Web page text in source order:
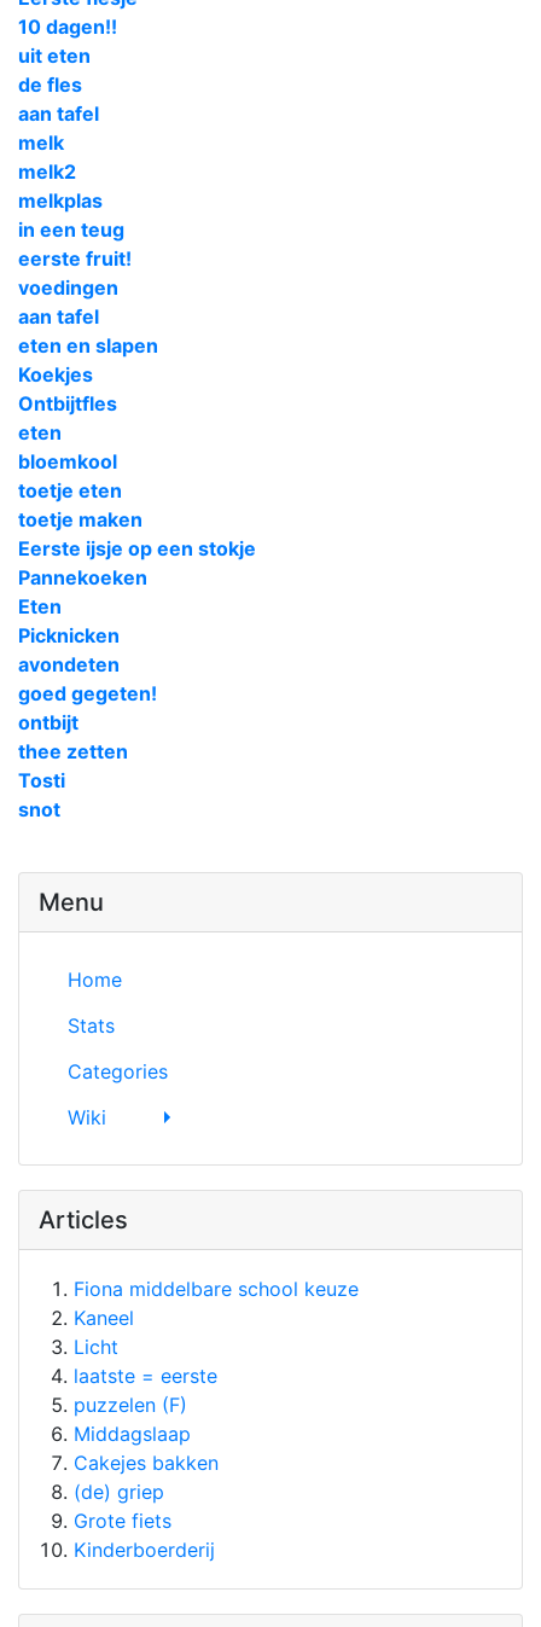
10 dagen!!
uit eten
de fles
aan tafel
melk
melk2
melkplas
in een teug
eerste fruit!
voedingen
aan tafel
eten en slapen
Koekjes
Ontbijtfles
eten
bloemkool
toetje eten
toetje maken
Eerste ijsje op een stokje
Pannekoeken
Eten
Picknicken
avondeten
goed gegeten!
ontbijt
thee zetten
Tosti
snot
Menu
Home
Stats
Categories
Wiki
Articles
Fiona middelbare school keuze
Kaneel
Licht
laatste = eerste
puzzelen (F)
Middagslaap
Cakejes bakken
(de) griep
Grote fiets
Kinderboerderij